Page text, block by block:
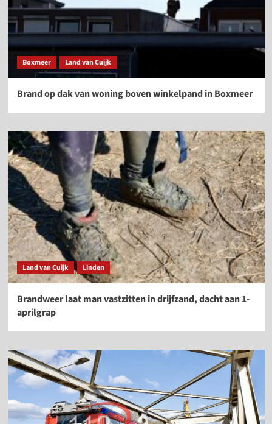
Boxmeer Land van Cuijk
Brand op dak van woning boven winkelpand in Boxmeer
Land van Cuijk Linden
Brandweer laat man vastzitten in drijfzand, dacht aan 1-
aprilgrap